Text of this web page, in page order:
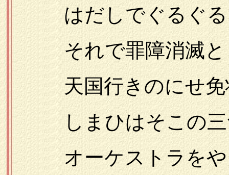
はだしでぐるぐる
それで罪障消滅と
天国行きのにせ免
しまひはそこの三
オーケストラをや